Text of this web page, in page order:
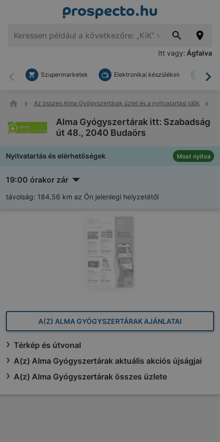
Itt vagy: Ágfalva
Vissza
Szupermarketek Elektronikai készülékek
Az összes Alma Gyógyszertárak üzlet és a nyitvatartási idők
Alma Gyógyszertárak itt: Szabadság
út 48., 2040 Budaörs
Nyitvatartás és elérhetőségek Most nyitva
19:00 órakor zár
távolság: 184,56 km az Ön jelenlegi helyzetétől
A(Z) ALMA GYÓGYSZERTÁRAK AJÁNLATAI
Térkép és útvonal
A(z) Alma Gyógyszertárak aktuális akciós újságjai
A(z) Alma Gyógyszertárak összes üzlete